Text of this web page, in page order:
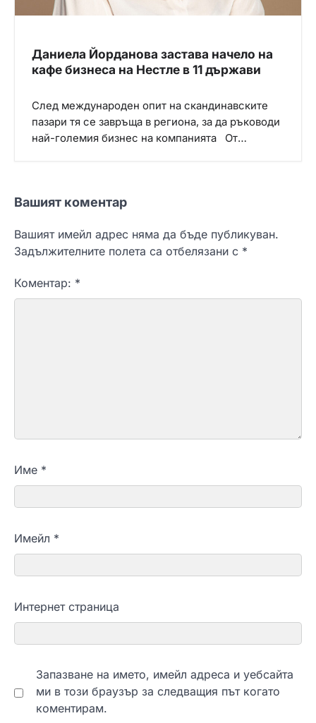
Даниела Йорданова застава начело на
кафе бизнеса на Нестле в 11 държави
След международен опит на скандинавските
пазари тя се завръща в региона, за да ръководи
най-големия бизнес на компанията От…
Вашият коментар
Вашият имейл адрес няма да бъде публикуван.
Задължителните полета са отбелязани с *
Коментар: *
Име *
Имейл *
Интернет страница
Запазване на името, имейл адреса и уебсайта
ми в този браузър за следващия път когато
коментирам.